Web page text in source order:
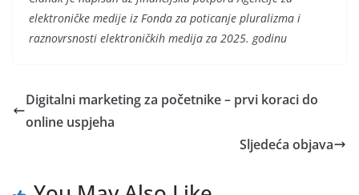
elektroničke medije iz Fonda za poticanje pluralizma i
raznovrsnosti elektroničkih medija za 2025. godinu
Digitalni marketing za početnike – prvi koraci do
online uspjeha
Sljedeća objava